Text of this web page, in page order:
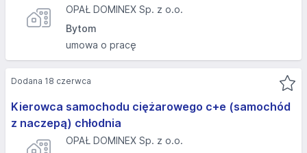
OPAŁ DOMINEX Sp. z o.o.
Bytom
umowa o pracę
Kierowca samochodu ciężarowego c+e (samochód
z naczepą) chłodnia
OPAŁ DOMINEX Sp. z o.o.
Dodana 18 czerwca